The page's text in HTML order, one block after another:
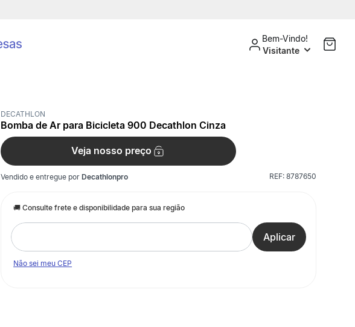
Bem-Vindo!
Visitante
DECATHLON
Bomba de Ar para Bicicleta 900 Decathlon Cinza
Veja nosso preço
Vendido e entregue porDecathlonpro REF: 8787650
Não sei meu CEP